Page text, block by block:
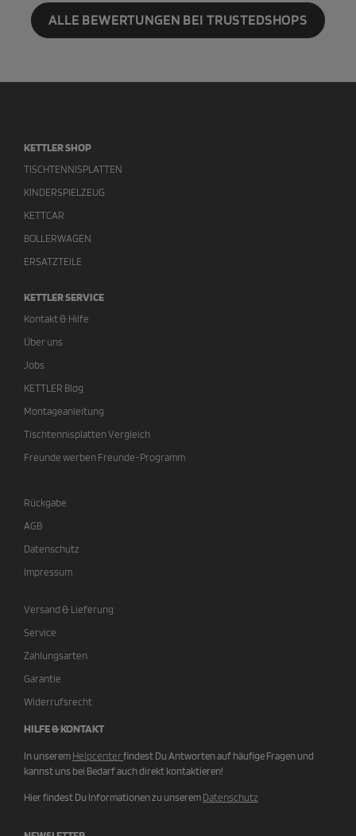
ALLE BEWERTUNGEN BEI TRUSTEDSHOPS
KETTLER SHOP
TISCHTENNISPLATTEN
KINDERSPIELZEUG
KETTCAR
BOLLERWAGEN
ERSATZTEILE
KETTLER SERVICE
Kontakt & Hilfe
Über uns
Jobs
KETTLER Blog
Montageanleitung
Tischtennisplatten Vergleich
Freunde werben Freunde-Programm
Rückgabe
AGB
Datenschutz
Impressum
Versand & Lieferung
Service
Zahlungsarten
Garantie
Widerrufsrecht
HILFE & KONTAKT
In unserem Helpcenter findest Du Antworten auf häufige Fragen und
kannst uns bei Bedarf auch direkt kontaktieren!
Hier findest Du Informationen zu unserem Datenschutz